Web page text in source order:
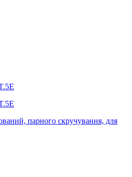
парного скручування, для